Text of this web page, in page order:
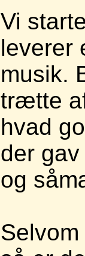
Vi
leverer
musik.
trætte
hvad
der
og